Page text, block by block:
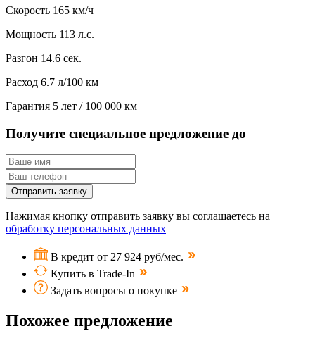
Скорость 165 км/ч
Мощность 113 л.с.
Разгон 14.6 сек.
Расход 6.7 л/100 км
Гарантия 5 лет / 100 000 км
Получите специальное предложение до
Отправить заявку
Нажимая кнопку отправить заявку вы соглашаетесь на
обработку персональных данных
В кредит от 27 924 руб/мес.
Купить в Trade-In
Задать вопросы о покупке
Похожее предложение